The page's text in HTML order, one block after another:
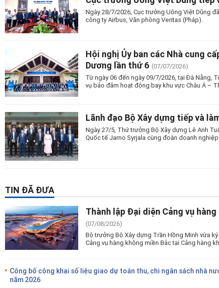
Ngày 28/7/2026, Cục trưởng Uông Việt Dũng
công ty Airbus, Văn phòng Veritas (Pháp).
Hội nghị Ủy ban các Nhà cung
Dương lần thứ 6 (07/07/2026)
Từ ngày 06 đến ngày 09/7/2026, tại Đà Nẵng,
vụ bảo đảm hoạt động bay khu vực Châu Á –
Lãnh đạo Bộ Xây dựng tiếp và
Ngày 27/5, Thứ trưởng Bộ Xây dựng Lê Anh
Quốc tế Jarno Syrjala cùng đoàn doanh
TIN ĐÃ ĐƯA
Thành lập Đại diện Cảng vụ
(07/08/2026)
Bộ trưởng Bộ Xây dựng Trần Hồng Minh vừa
Cảng vụ hàng không miền Bắc tại Cảng hàng
Công bố công khai số liệu giao dự toán thu, chi ngân sách nhà
năm 2026